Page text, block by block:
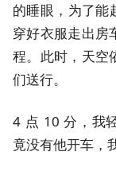
的睡眼，为了能
穿好衣服走出房
程。此时，天空
们送行。
4 点 10 分，我
竟没有他开车，